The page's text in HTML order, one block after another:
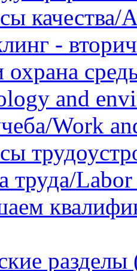
качества/
-
охрана
and
Work
Labor